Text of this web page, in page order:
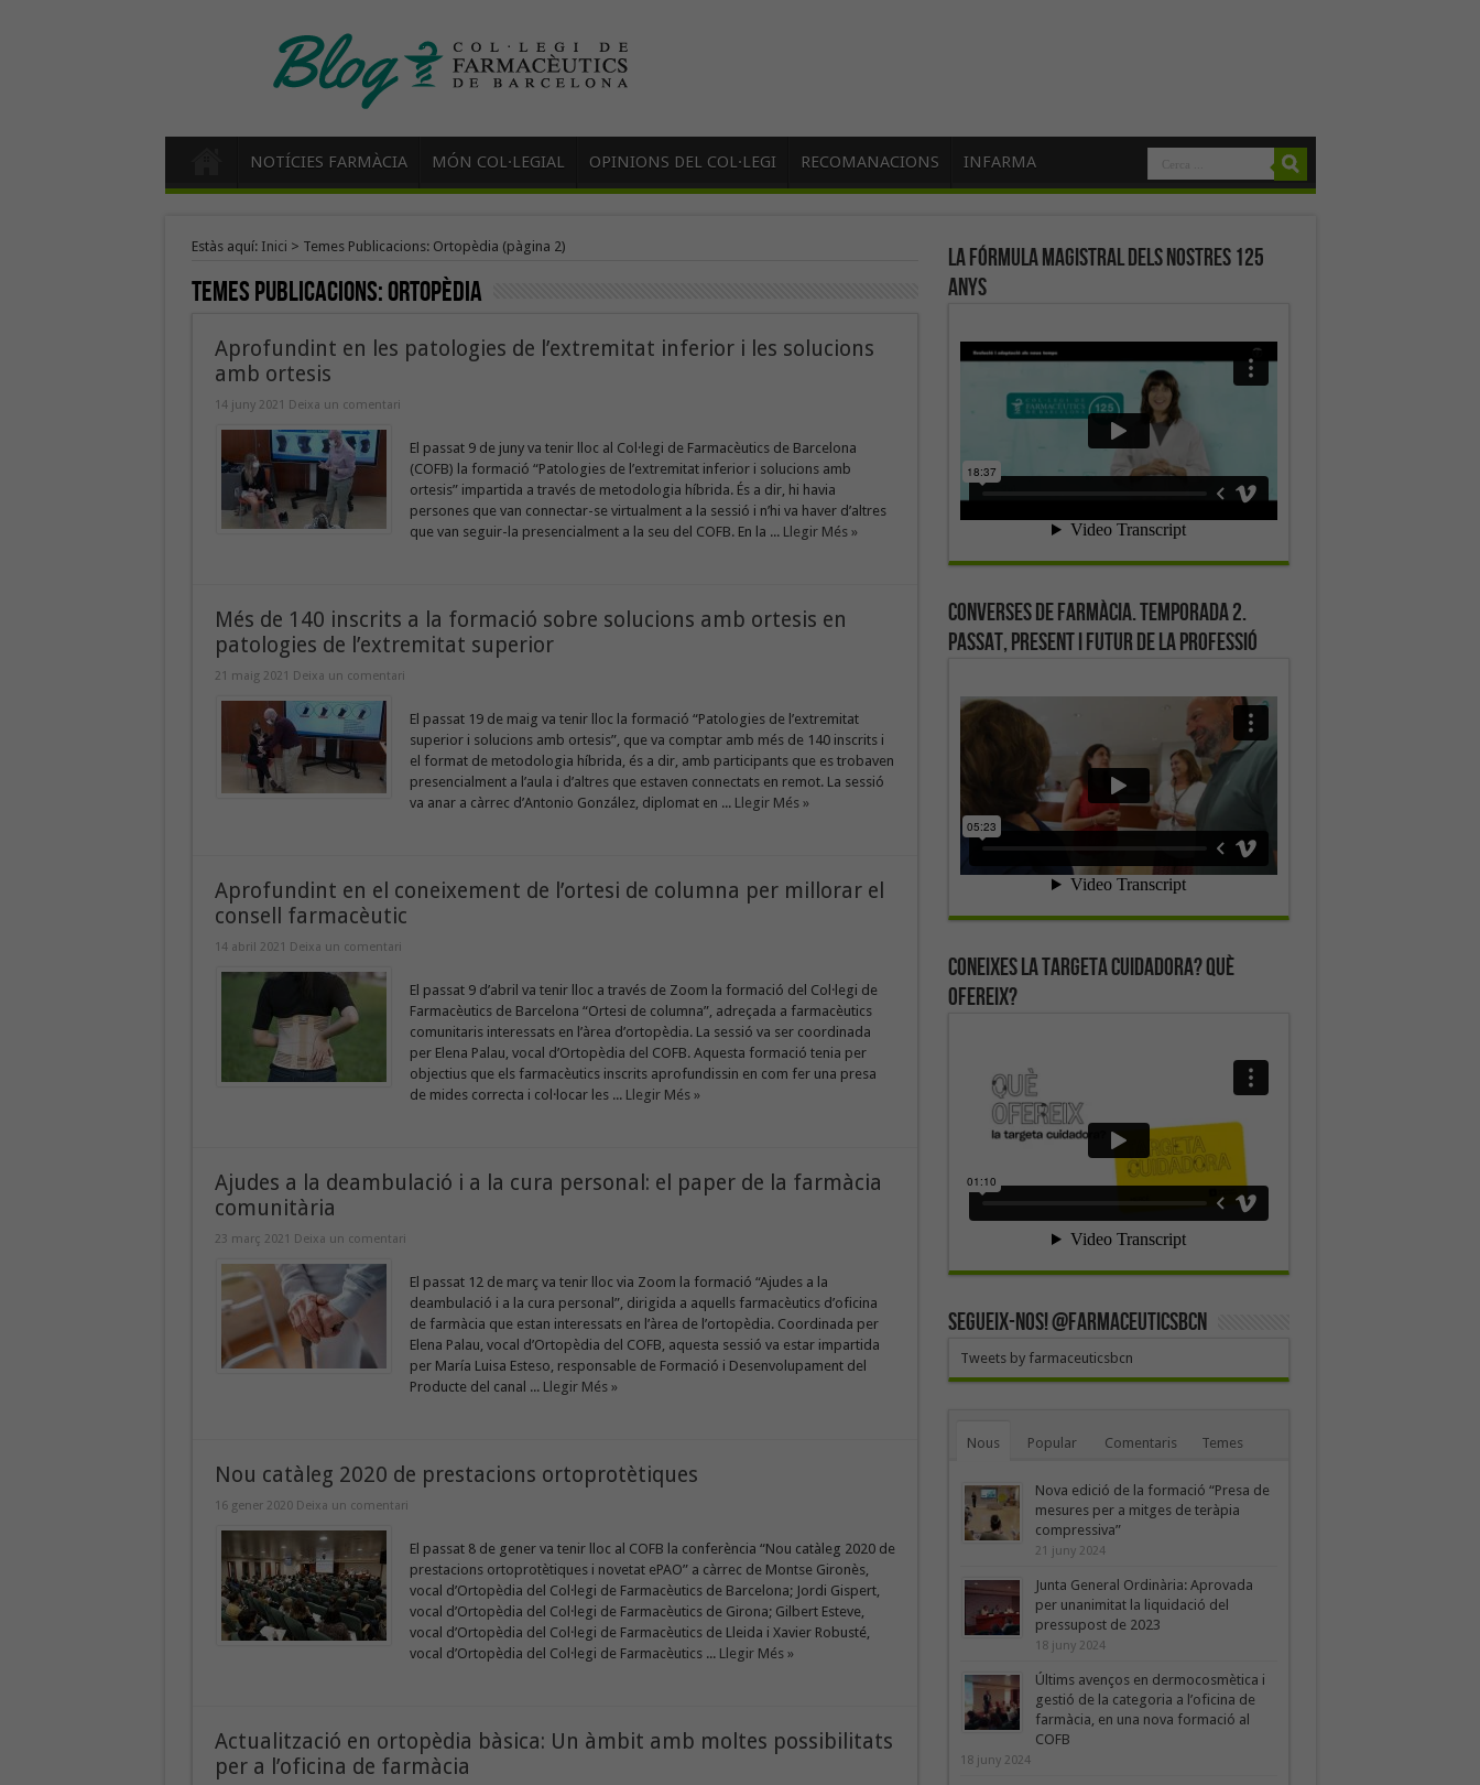
NOTÍCIES FARMÀCIA MÓN COL·LEGIAL OPINIONS DEL COL·LEGI RECOMANACIONS INFARMA
Estàs aquí: Inici > Temes Publicacions: Ortopèdia (pàgina 2)
Temes Publicacions:Ortopèdia
Aprofundint en les patologies de l’extremitat inferior i les solucions
amb ortesis
14 juny 2021 Deixa un comentari
El passat 9 de juny va tenir lloc al Col·legi de Farmacèutics de Barcelona
(COFB) la formació “Patologies de l’extremitat inferior i solucions amb
ortesis” impartida a través de metodologia híbrida. És a dir, hi havia
persones que van connectar-se virtualment a la sessió i n’hi va haver d’altres
que van seguir-la presencialment a la seu del COFB. En la ... Llegir Més »
Més de 140 inscrits a la formació sobre solucions amb ortesis en
patologies de l’extremitat superior
21 maig 2021 Deixa un comentari
El passat 19 de maig va tenir lloc la formació “Patologies de l’extremitat
superior i solucions amb ortesis”, que va comptar amb més de 140 inscrits i
el format de metodologia híbrida, és a dir, amb participants que es trobaven
presencialment a l’aula i d’altres que estaven connectats en remot. La sessió
va anar a càrrec d’Antonio González, diplomat en ... Llegir Més »
Aprofundint en el coneixement de l’ortesi de columna per millorar el
consell farmacèutic
14 abril 2021 Deixa un comentari
El passat 9 d’abril va tenir lloc a través de Zoom la formació del Col·legi de
Farmacèutics de Barcelona “Ortesi de columna”, adreçada a farmacèutics
comunitaris interessats en l’àrea d’ortopèdia. La sessió va ser coordinada
per Elena Palau, vocal d’Ortopèdia del COFB. Aquesta formació tenia per
objectius que els farmacèutics inscrits aprofundissin en com fer una presa
de mides correcta i col·locar les ... Llegir Més »
Ajudes a la deambulació i a la cura personal: el paper de la farmàcia
comunitària
23 març 2021 Deixa un comentari
El passat 12 de març va tenir lloc via Zoom la formació “Ajudes a la
deambulació i a la cura personal”, dirigida a aquells farmacèutics d’oficina
de farmàcia que estan interessats en l’àrea de l’ortopèdia. Coordinada per
Elena Palau, vocal d’Ortopèdia del COFB, aquesta sessió va estar impartida
per María Luisa Esteso, responsable de Formació i Desenvolupament del
Producte del canal ... Llegir Més »
Nou catàleg 2020 de prestacions ortoprotètiques
16 gener 2020 Deixa un comentari
El passat 8 de gener va tenir lloc al COFB la conferència “Nou catàleg 2020 de
prestacions ortoprotètiques i novetat ePAO” a càrrec de Montse Gironès,
vocal d’Ortopèdia del Col·legi de Farmacèutics de Barcelona; Jordi Gispert,
vocal d’Ortopèdia del Col·legi de Farmacèutics de Girona; Gilbert Esteve,
vocal d’Ortopèdia del Col·legi de Farmacèutics de Lleida i Xavier Robusté,
vocal d’Ortopèdia del Col·legi de Farmacèutics ... Llegir Més »
Actualització en ortopèdia bàsica: Un àmbit amb moltes possibilitats
per a l’oficina de farmàcia
La fórmula magistral dels nostres 125
anys
Converses de farmàcia. Temporada 2.
Passat, present i futur de la professió
Coneixes la targeta cuidadora? Què
ofereix?
SEGUEIX-NOS! @farmaceuticsbcn
Tweets by farmaceuticsbcn
Nous Popular Comentaris Temes
Nova edició de la formació “Presa de
mesures per a mitges de teràpia
compressiva”
21 juny 2024
Junta General Ordinària: Aprovada
per unanimitat la liquidació del
pressupost de 2023
18 juny 2024
Últims avenços en dermocosmètica i
gestió de la categoria a l’oficina de
farmàcia, en una nova formació al
COFB
18 juny 2024